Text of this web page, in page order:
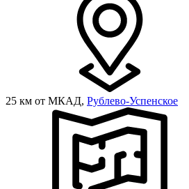
25 км от МКАД, Рублево-Успенское